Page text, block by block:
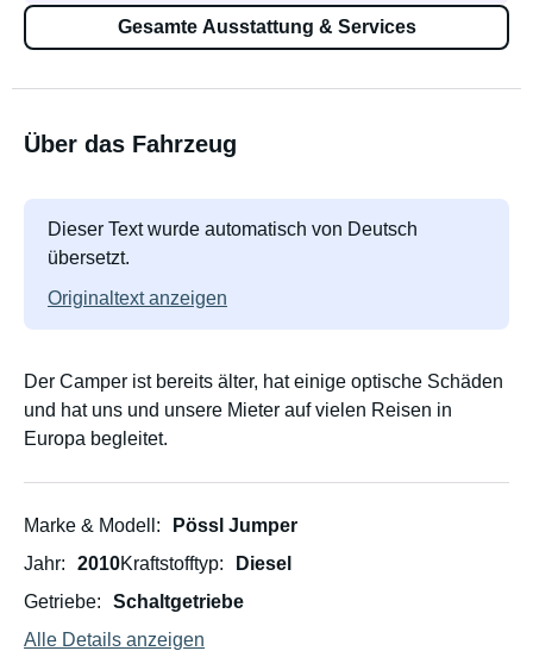
Gesamte Ausstattung & Services
Über das Fahrzeug
Dieser Text wurde automatisch von Deutsch
übersetzt.
Originaltext anzeigen
Der Camper ist bereits älter, hat einige optische Schäden
und hat uns und unsere Mieter auf vielen Reisen in
Europa begleitet.
Marke & Modell
Pössl Jumper
Jahr
2010Kraftstofftyp
Diesel
Getriebe
Schaltgetriebe
Alle Details anzeigen